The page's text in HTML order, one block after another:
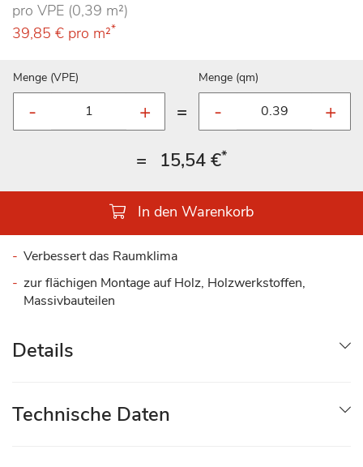
pro VPE (0,39 m²)
39,85 € pro m²*
Menge (VPE)
=
Menge (qm)
= 15,54 €*
In den Warenkorb
Verbessert das Raumklima
zur flächigen Montage auf Holz, Holzwerkstoffen,
Massivbauteilen
Details
Technische Daten